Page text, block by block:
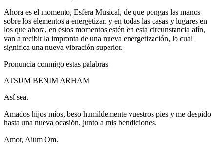
Ahora es el momento, Esfera Musical, de que pongas las manos
sobre los elementos a energetizar, y en todas las casas y lugares en
los que ahora, en estos momentos estén en esta circunstancia afín,
van a recibir la impronta de una nueva energetización, lo cual
significa una nueva vibración superior.
Pronuncia conmigo estas palabras:
ATSUM BENIM ARHAM
Así sea.
Amados hijos míos, beso humildemente vuestros pies y me despido
hasta una nueva ocasión, junto a mis bendiciones.
Amor, Aium Om.